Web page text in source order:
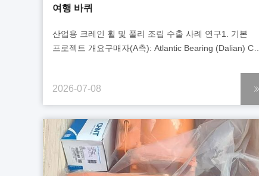
여행 바퀴
산업용 크레인 휠 및 풀리 조립 수출 사례 연구1. 기본
프로젝트 개요구매자(A측): Atlantic Bearing (Dalian) Co.,
20일, Wafangdian제품 카테고리: 중부하 작업용 크레인
예비 부품 – 풀리 블록 및 구동 휠 어셈블리총 계약 금액:
RMB 54,220배송 기간: FOB 칭다오항리드타임: 선불금
수령 후 영업일 기준 45일2. 주문상품 목록 및 주문내...
2026-07-08